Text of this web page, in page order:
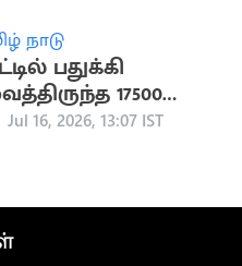
நாடு
பதுக்கி
17500
மாத்திரைகள்
Jul 16, 2026, 13:07 IST